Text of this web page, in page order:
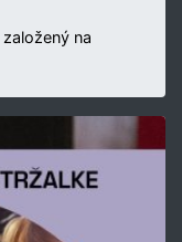
na